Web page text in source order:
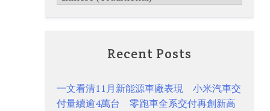
Recent Posts
一文看清11月新能源車廠表現 小米汽車交
付量續逾4萬台 零跑車全系交付再創新高